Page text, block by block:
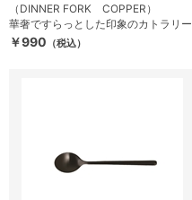
（DINNER FORK COPPER）
華奢ですらっとした印象のカトラリー
￥990 （税込）